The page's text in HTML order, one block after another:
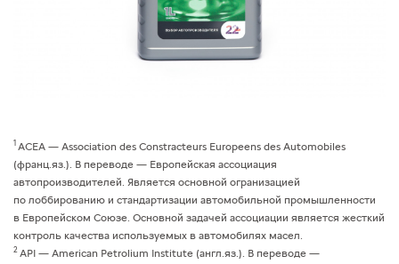
1 АСЕА — Association des Constracteurs Europeens des Automobiles
(франц.яз.). В переводе — Европейская ассоциация
автопроизводителей. Является основной огранизацией
по лоббированию и стандартизации автомобильной промышленности
в Европейском Союзе. Основной задачей ассоциации является жесткий
контроль качества используемых в автомобилях масел.
2 API — American Petrolium Institute (англ.яз.). В переводе —